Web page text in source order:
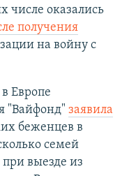
числе оказались
получения
на войну с
Европе
"Вайфонд" заявила
беженцев в
семей
выезде из